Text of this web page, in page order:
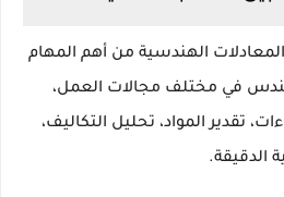
الهندسية من أهم المهام
في مختلف مجالات العمل،
تقدير المواد، تحليل التكاليف،
الدقيقة.